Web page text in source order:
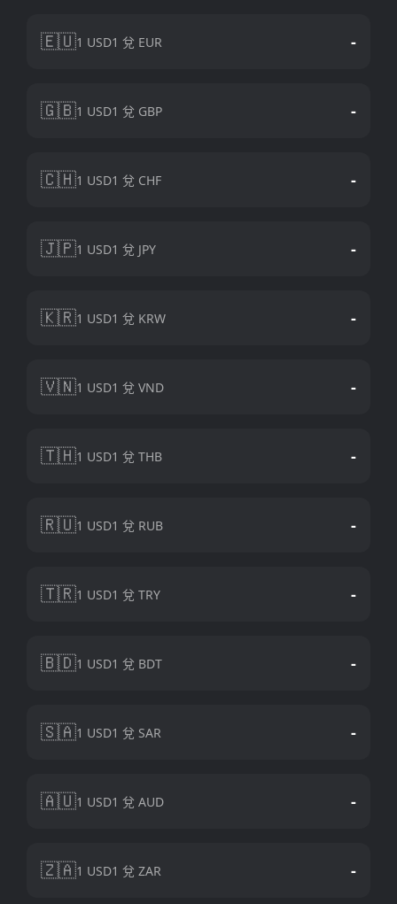
🇪🇺1 USD1 兌 EUR -
🇬🇧1 USD1 兌 GBP -
🇨🇭1 USD1 兌 CHF -
🇯🇵1 USD1 兌 JPY -
🇰🇷1 USD1 兌 KRW -
🇻🇳1 USD1 兌 VND -
🇹🇭1 USD1 兌 THB -
🇷🇺1 USD1 兌 RUB -
🇹🇷1 USD1 兌 TRY -
🇧🇩1 USD1 兌 BDT -
🇸🇦1 USD1 兌 SAR -
🇦🇺1 USD1 兌 AUD -
🇿🇦1 USD1 兌 ZAR -